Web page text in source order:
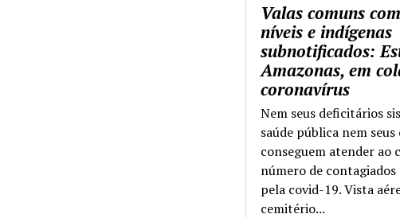
Valas comuns
níveis e indígenas
subnotificados:
Amazonas, em
coronavírus
Nem seus deficitários
saúde pública nem
conseguem atender ao
número de contagiados
pela covid-19. Vista
cemitério...